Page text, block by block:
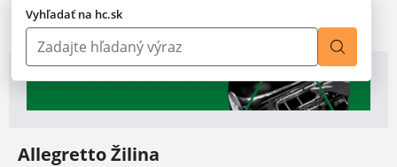
Vyhľadať na hc.sk
Allegretto Žilina